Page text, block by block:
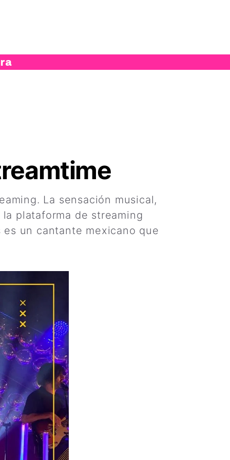
La sensación musical,
plataforma de streaming
un cantante mexicano que